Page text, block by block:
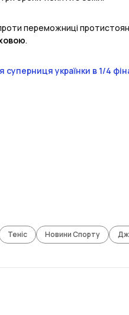
переможниці
.
українки в 1/4
Теніс Новини Спорту